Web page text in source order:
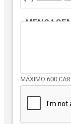
MÁXIMO 600